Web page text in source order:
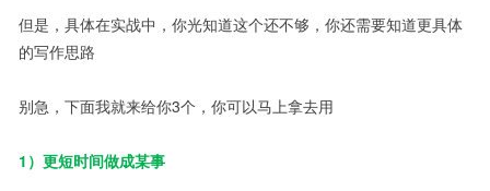
但是，具体在实战中，你光知道这个还不够，你还需要知道更具体
的写作思路
别急，下面我就来给你3个，你可以马上拿去用
1）更短时间做成某事